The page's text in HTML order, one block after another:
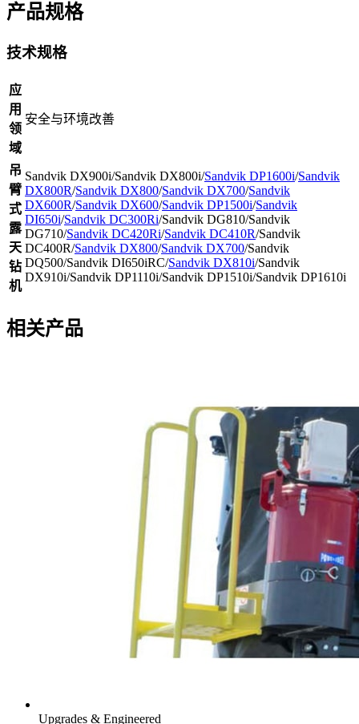
产品规格
技术规格
应
用
领
域
安全与环境改善
吊
臂
式
露
天
钻
机
Sandvik DX900i/Sandvik DX800i/Sandvik DP1600i/Sandvik
DX800R/Sandvik DX800/Sandvik DX700/Sandvik
DX600R/Sandvik DX600/Sandvik DP1500i/Sandvik
DI650i/Sandvik DC300Ri/Sandvik DG810/Sandvik
DG710/Sandvik DC420Ri/Sandvik DC410R/Sandvik
DC400R/Sandvik DX800/Sandvik DX700/Sandvik
DQ500/Sandvik DI650iRC/Sandvik DX810i/Sandvik
DX910i/Sandvik DP1110i/Sandvik DP1510i/Sandvik DP1610i
相关产品
Upgrades & Engineered